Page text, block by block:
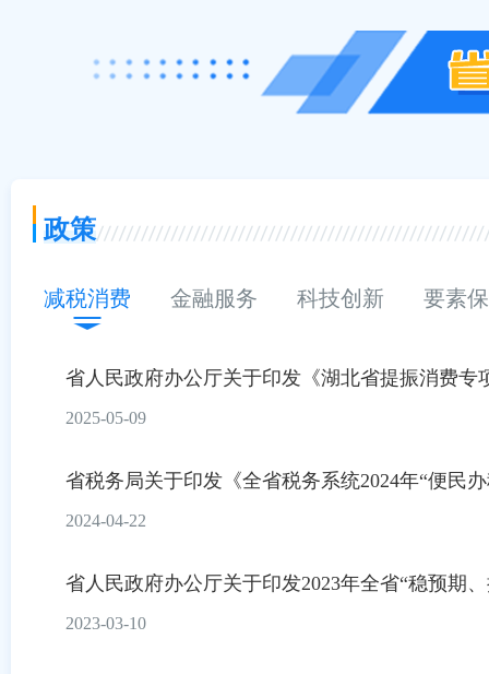
政策
减税消费 金融服务 科技创新 要素
省人民政府办公厅关于印发《湖北省提振消费专
2025-05-09
省税务局关于印发《全省税务系统2024年“便民
2024-04-22
省人民政府办公厅关于印发2023年全省“稳预期
2023-03-10